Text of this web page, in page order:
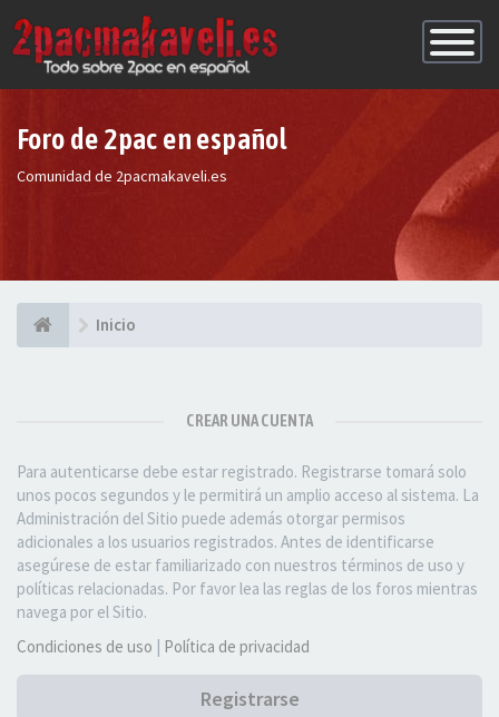
de
Foro de 2pac en español
Comunidad de 2pacmakaveli.es
Inicio
CREAR UNA CUENTA
Para autenticarse debe estar registrado. Registrarse tomará solo
unos pocos segundos y le permitirá un amplio acceso al sistema. La
Administración del Sitio puede además otorgar permisos
adicionales a los usuarios registrados. Antes de identificarse
asegúrese de estar familiarizado con nuestros términos de uso y
políticas relacionadas. Por favor lea las reglas de los foros mientras
navega por el Sitio.
Condiciones de uso | Política de privacidad
Registrarse